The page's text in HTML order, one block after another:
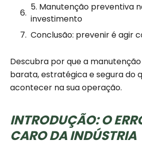
5. Manutenção preventiva
investimento
Conclusão: prevenir é agir
Descubra por que a
barata, estratégica e segura do
acontecer na sua operação.
INTRODUÇÃO: O
CARO DA INDÚSTRIA